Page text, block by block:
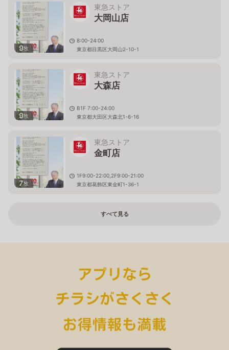
9枚
東急ストア
大岡山店
8:00-24:00
東京都目黒区大岡山2-10-1
9枚
東急ストア
大森店
B1F 7:00-24:00
東京都大田区大森北1-6-16
7枚
東急ストア
金町店
1F9:00-22:00,2F9:00-21:00
東京都葛飾区東金町1-36-1
すべて見る